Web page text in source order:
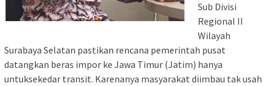
Sub Divisi
Regional II
Wilayah
Surabaya Selatan pastikan rencana pemerintah pusat
datangkan beras impor ke Jawa Timur (Jatim) hanya
untuksekedar transit. Karenanya masyarakat diimbau tak usah